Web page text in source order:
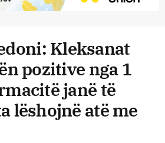
Kleksanat
pozitive nga 1
janë të
lëshojnë atë me